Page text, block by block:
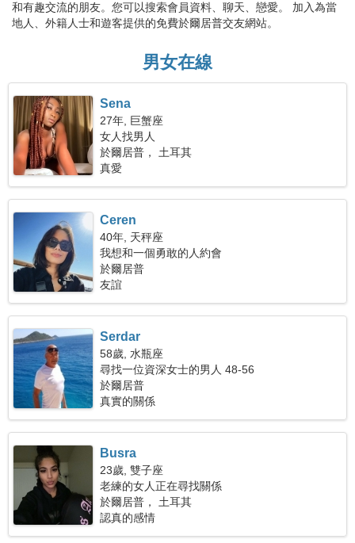
和有趣交流的朋友。您可以搜索會員資料、聊天、戀愛。 加入為當
地人、外籍人士和遊客提供的免費於爾居普交友網站。
男女在線
Sena
27年, 巨蟹座
女人找男人
於爾居普， 土耳其
真愛
Ceren
40年, 天秤座
我想和一個勇敢的人約會
於爾居普
友誼
Serdar
58歲, 水瓶座
尋找一位資深女士的男人 48-56
於爾居普
真實的關係
Busra
23歲, 雙子座
老練的女人正在尋找關係
於爾居普， 土耳其
認真的感情